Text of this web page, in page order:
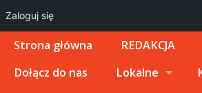
Strona główna REDAKCJA
Dołącz do nas
Lokalne
Zaloguj się